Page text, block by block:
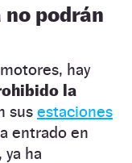
podrán
hay
la
sus estaciones
entrado en
ha